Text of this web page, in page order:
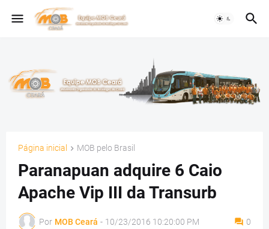
Página inicial MOB pelo Brasil
Paranapuan adquire 6 Caio
Apache Vip III da Transurb
Por MOB Ceará - 10/23/2016 10:20:00 PM 0